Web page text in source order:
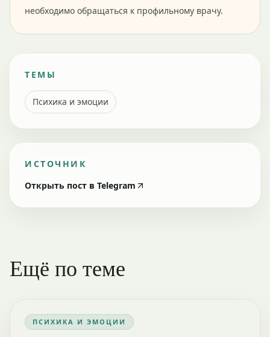
необходимо обращаться к профильному врачу.
ТЕМЫ
Психика и эмоции
ИСТОЧНИК
Открыть пост в Telegram
Ещё по теме
ПСИХИКА И ЭМОЦИИ